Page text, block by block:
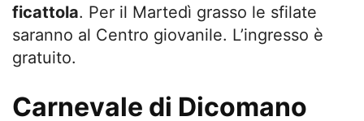
ficattola. Per il Martedì grasso le sfilate
saranno al Centro giovanile. L’ingresso è
gratuito.
Carnevale di Dicomano